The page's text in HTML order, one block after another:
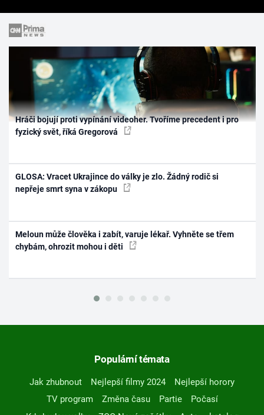
Hráči bojují proti vypínání videoher. Tvoříme precedent i pro
fyzický svět, říká Gregorová
GLOSA: Vracet Ukrajince do války je zlo. Žádný rodič si
nepřeje smrt syna v zákopu
Meloun může člověka i zabít, varuje lékař. Vyhněte se třem
chybám, ohrozit mohou i děti
Populární témata
Jak zhubnout Nejlepší filmy 2024
Nejlepší horory
TV program
Změna času Partie
Počasí